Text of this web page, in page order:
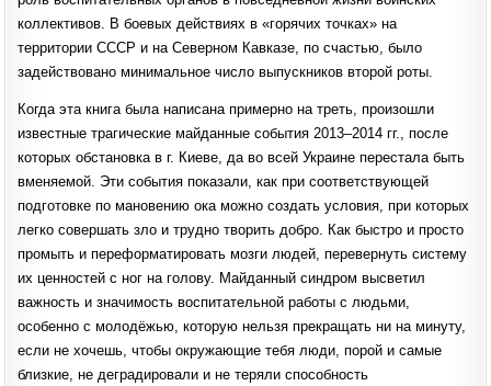
коллективов. В боевых действиях в «горячих точках» на
территории СССР и на Северном Кавказе, по счастью, было
задействовано минимальное число выпускников второй роты.
Когда эта книга была написана примерно на треть, произошли
известные трагические майданные события 2013–2014 гг., после
которых обстановка в г. Киеве, да во всей Украине перестала быть
вменяемой. Эти события показали, как при соответствующей
подготовке по мановению ока можно создать условия, при которых
легко совершать зло и трудно творить добро. Как быстро и просто
промыть и переформатировать мозги людей, перевернуть систему
их ценностей с ног на голову. Майданный синдром высветил
важность и значимость воспитательной работы с людьми,
особенно с молодёжью, которую нельзя прекращать ни на минуту,
если не хочешь, чтобы окружающие тебя люди, порой и самые
близкие, не деградировали и не теряли способность